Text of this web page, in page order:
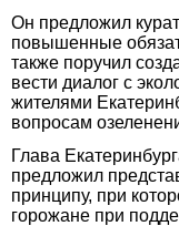
Он предложил
повышенные
также поручил
вести диалог с
жителями
вопросам
Глава
предложил
принципу, при
горожане при